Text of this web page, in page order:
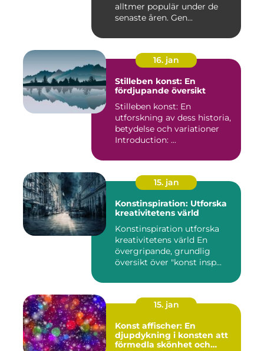
alltmer populär under de
senaste åren. Gen...
16. jan
Stilleben konst: En
fördjupande översikt
Stilleben konst: En
utforskning av dess historia,
betydelse och variationer
Introduction: ...
15. jan
Konstinspiration: Utforska
kreativitetens värld
Konstinspiration utforska
kreativitetens värld En
övergripande, grundlig
översikt över "konst insp...
15. jan
Konst affischer: En
djupdykning i konsten att
förmedla skönhet och